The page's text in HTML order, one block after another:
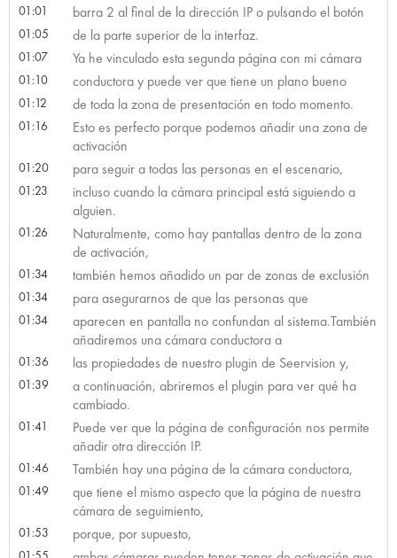
01:01 barra 2 al final de la dirección IP o pulsando el botón
01:05 de la parte superior de la interfaz.
01:07 Ya he vinculado esta segunda página con mi cámara
01:10 conductora y puede ver que tiene un plano bueno
01:12 de toda la zona de presentación en todo momento.
01:16
Esto es perfecto porque podemos añadir una zona de
activación
01:20 para seguir a todas las personas en el escenario,
01:23
incluso cuando la cámara principal está siguiendo a
alguien.
01:26
Naturalmente, como hay pantallas dentro de la zona
de activación,
01:34 también hemos añadido un par de zonas de exclusión
01:34 para asegurarnos de que las personas que
01:34
aparecen en pantalla no confundan al sistema.También
añadiremos una cámara conductora a
01:36 las propiedades de nuestro plugin de Seervision y,
01:39
a continuación, abriremos el plugin para ver qué ha
cambiado.
01:41
Puede ver que la página de configuración nos permite
añadir otra dirección IP.
01:46 También hay una página de la cámara conductora,
01:49
que tiene el mismo aspecto que la página de nuestra
cámara de seguimiento,
01:53 porque, por supuesto,